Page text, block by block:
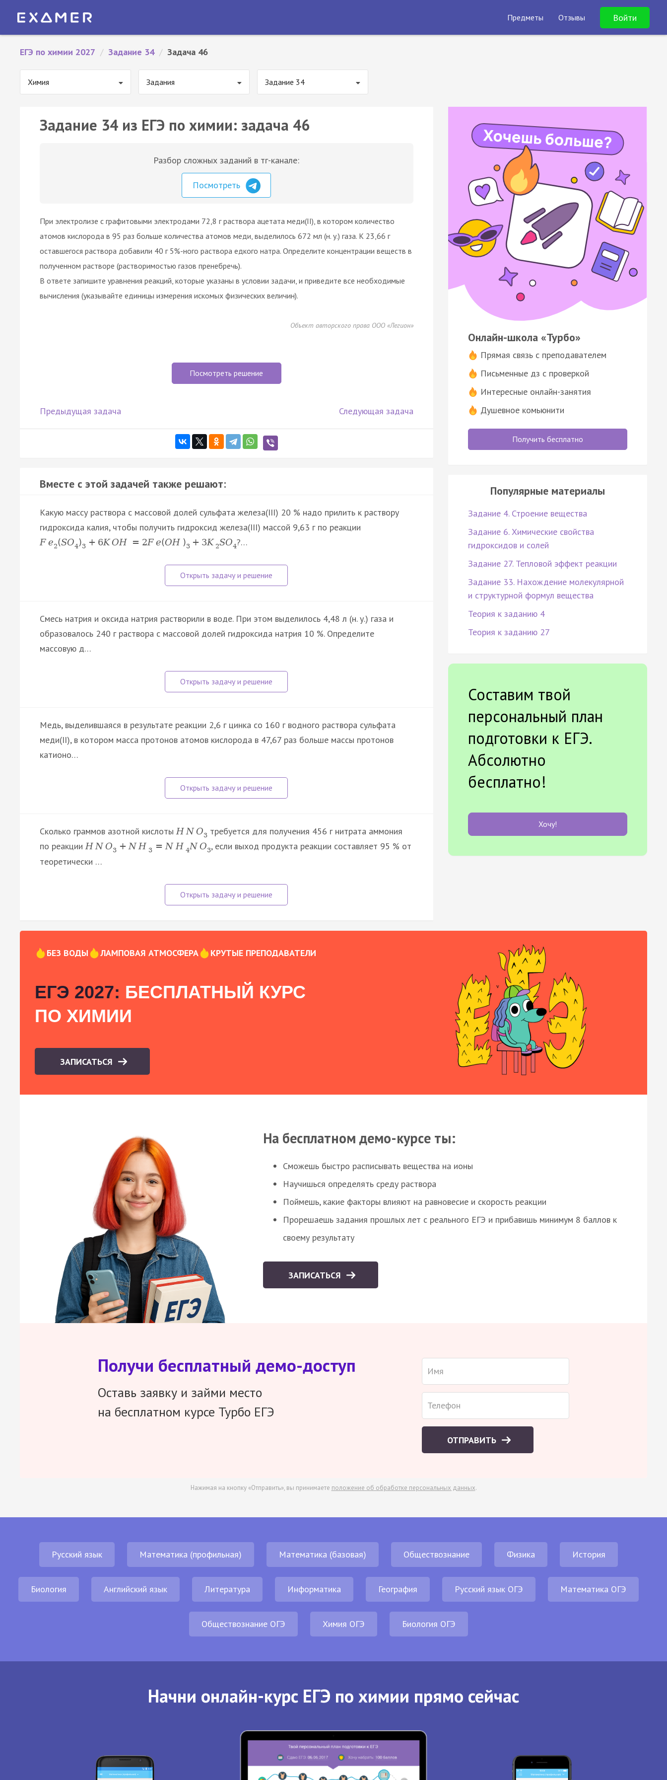
Предметы Отзывы Войти
ЕГЭ по химии 2027 / Задание 34 / Задача 46
Химия Задания Задание 34
Задание 34 из ЕГЭ по химии: задача 46
Разбор сложных заданий в тг-канале:
Посмотреть
При электролизе с графитовыми электродами 72,8 г раствора ацетата меди(II), в котором количество
атомов кислорода в 95 раз больше количества атомов меди, выделилось 672 мл (н. у.) газа. К 23,66 г
оставшегося раствора добавили 40 г 5%-ного раствора едкого натра. Определите концентрации веществ в
полученном растворе (растворимостью газов пренебречь).
В ответе запишите уравнения реакций, которые указаны в условии задачи, и приведите все необходимые
вычисления (указывайте единицы измерения искомых физических величин).
Объект авторского права ООО «Легион»
Посмотреть решение
Предыдущая задача Следующая задача
Вместе с этой задачей также решают:
Какую массу раствора с массовой долей сульфата железа(III) 20 % надо прилить к раствору
гидроксида калия, чтобы получить гидроксид железа(III) массой 9,63 г по реакции
Fe2(SO4)3 + 6K OH = 2F e(OH )3 + 3K 2SO4?…
Смесь натрия и оксида натрия растворили в воде. При этом выделилось 4,48 л (н. у.) газа и
образовалось 240 г раствора с массовой долей гидроксида натрия 10 %. Определите
массовую д…
Медь, выделившаяся в результате реакции 2,6 г цинка со 160 г водного раствора сульфата
меди(II), в котором масса протонов атомов кислорода в 47,67 раз больше массы протонов
катионо…
Сколько граммов азотной кислотыH N O3 требуется для получения 456 г нитрата аммония
по реакцииHN O3 + NH 3 = NH 4N O3, если выход продукта реакции составляет 95 % от
теоретически …
Онлайн-школа «Турбо»
Прямая связь с преподавателем
Письменные дз с проверкой
Интересные онлайн-занятия
Душевное комьюнити
Получить бесплатно
Популярные материалы
Задание 4. Строение вещества
Задание 6. Химические свойства
гидроксидов и солей
Задание 27. Тепловой эффект реакции
Задание 33. Нахождение молекулярной
и структурной формул вещества
Теория к заданию 4
Теория к заданию 27
Составим твой
персональный план
подготовки к ЕГЭ.
Абсолютно
бесплатно!
Хочу!
БЕЗ ВОДЫ ЛАМПОВАЯ АТМОСФЕРА КРУТЫЕ ПРЕПОДАВАТЕЛИ
ЕГЭ 2027: БЕСПЛАТНЫЙ КУРС
ПО ХИМИИ
ЗАПИСАТЬСЯ
На бесплатном демо-курсе ты:
Сможешь быстро расписывать вещества на ионы
Научишься определять среду раствора
Поймешь, какие факторы влияют на равновесие и скорость реакции
Прорешаешь задания прошлых лет с реального ЕГЭ и прибавишь минимум 8 баллов к
своему результату
ЗАПИСАТЬСЯ
Получи бесплатный демо-доступ
Оставь заявку и займи место
на бесплатном курсе Турбо ЕГЭ
ОТПРАВИТЬ
Нажимая на кнопку «Отправить», вы принимаете положение об обработке персональных данных.
Русский язык Математика (профильная) Математика (базовая) Обществознание Физика История
Биология Английский язык Литература Информатика География Русский язык ОГЭ Математика ОГЭ
Обществознание ОГЭ Химия ОГЭ Биология ОГЭ
Начни онлайн-курс ЕГЭ по химии прямо сейчас